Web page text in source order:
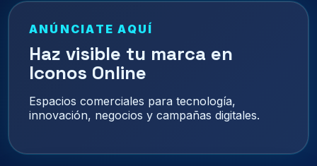
ANÚNCIATE AQUÍ
Haz visible tu marca en
Iconos Online
Espacios comerciales para tecnología,
innovación, negocios y campañas digitales.